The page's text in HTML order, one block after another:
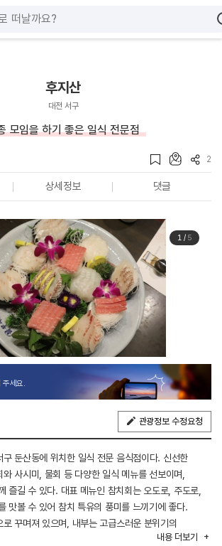
후지산
대전 서구
모임을 하기 좋은 일식 전문점
2
상세정보 댓글
1/ 5
세요.
관광정보 수정요청
구 둔산동에 위치한 일식 전문 음식점이다. 신선한
사시미, 물회 등 다양한 일식 메뉴를 선보이며,
즐길 수 있다. 대표 메뉴인 참치회는 오도로, 주도로,
맛볼 수 있어 참치 특유의 풍미를 느끼기에 좋다.
꾸며져 있으며, 내부는 고급스러운 분위기의
. 80~100명까지 수용 가능한 단체석을 갖추고 있어
내용 더보기